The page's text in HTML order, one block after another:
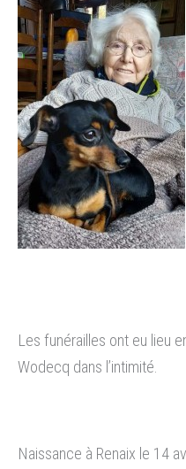
Les funérailles ont eu lieu
Wodecq dans l’intimité.
Naissance à Renaix le 14